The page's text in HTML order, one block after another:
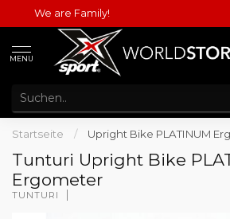
We are Family!
MENU
Startseite / Upright Bike PLATINUM
Tunturi Upright Bike
Ergometer
TUNTURI